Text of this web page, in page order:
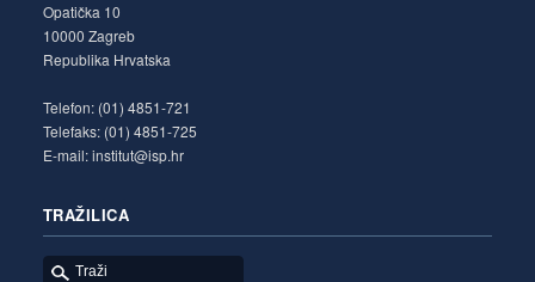
Opatička 10
10000 Zagreb
Republika Hrvatska
Telefon: (01) 4851-721
Telefaks: (01) 4851-725
E-mail: institut@isp.hr
TRAŽILICA